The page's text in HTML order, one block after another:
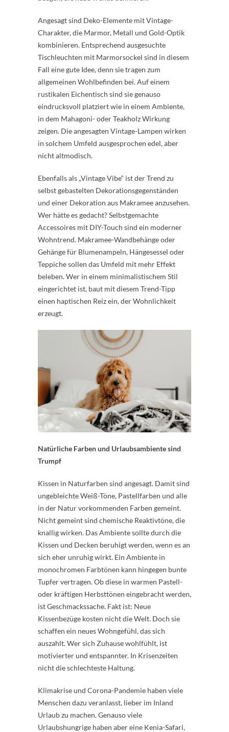
Angesagt sind Deko-Elemente mit Vintage-
Charakter, die Marmor, Metall und Gold-Optik
kombinieren. Entsprechend ausgesuchte
Tischleuchten mit Marmorsockel sind in diesem
Fall eine gute Idee, denn sie tragen zum
allgemeinen Wohlbefinden bei. Auf einem
rustikalen Eichentisch sind sie genauso
eindrucksvoll platziert wie in einem Ambiente,
in dem Mahagoni- oder Teakholz Wirkung
zeigen. Die angesagten Vintage-Lampen wirken
in solchem Umfeld ausgesprochen edel, aber
nicht altmodisch.
Ebenfalls als „Vintage Vibe“ ist der Trend zu
selbst gebastelten Dekorationsgegenständen
und einer Dekoration aus Makramee anzusehen.
Wer hätte es gedacht? Selbstgemachte
Accessoires mit DIY-Touch sind ein moderner
Wohntrend. Makramee-Wandbehänge oder
Gehänge für Blumenampeln, Hängesessel oder
Teppiche sollen das Umfeld mit mehr Effekt
beleben. Wer in einem minimalistischem Stil
eingerichtet ist, baut mit diesem Trend-Tipp
einen haptischen Reiz ein, der Wohnlichkeit
erzeugt.
Natürliche Farben und Urlaubsambiente sind
Trumpf
Kissen in Naturfarben sind angesagt. Damit sind
ungebleichte Weiß-Töne, Pastellfarben und alle
in der Natur vorkommenden Farben gemeint.
Nicht gemeint sind chemische Reaktivtöne, die
knallig wirken. Das Ambiente sollte durch die
Kissen und Decken beruhigt werden, wenn es an
sich eher unruhig wirkt. Ein Ambiente in
monochromen Farbtönen kann hingegen bunte
Tupfer vertragen. Ob diese in warmen Pastell-
oder kräftigen Herbsttönen eingebracht werden,
ist Geschmackssache. Fakt ist: Neue
Kissenbezüge kosten nicht die Welt. Doch sie
schaffen ein neues Wohngefühl, das sich
auszahlt. Wer sich Zuhause wohlfühlt, ist
motivierter und entspannter. In Krisenzeiten
nicht die schlechteste Haltung.
Klimakrise und Corona-Pandemie haben viele
Menschen dazu veranlasst, lieber im Inland
Urlaub zu machen. Genauso viele
Urlaubshungrige haben aber eine Kenia-Safari,